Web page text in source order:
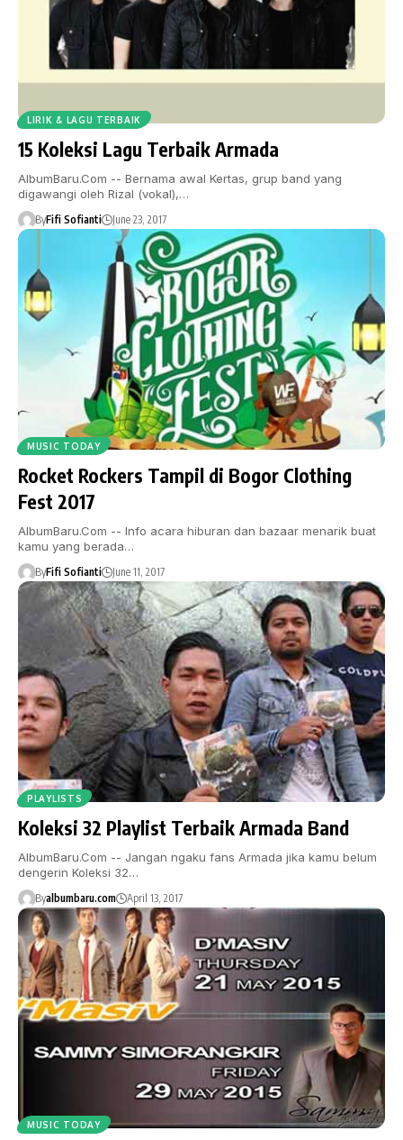
LIRIK & LAGU TERBAIK
15 Koleksi Lagu Terbaik Armada
AlbumBaru.Com -- Bernama awal Kertas, grup band yang
digawangi oleh Rizal (vokal),…
ByFifi Sofianti June 23, 2017
MUSIC TODAY
Rocket Rockers Tampil di Bogor Clothing
Fest 2017
AlbumBaru.Com -- Info acara hiburan dan bazaar menarik buat
kamu yang berada…
ByFifi Sofianti June 11, 2017
PLAYLISTS
Koleksi 32 Playlist Terbaik Armada Band
AlbumBaru.Com -- Jangan ngaku fans Armada jika kamu belum
dengerin Koleksi 32…
Byalbumbaru.com April 13, 2017
MUSIC TODAY